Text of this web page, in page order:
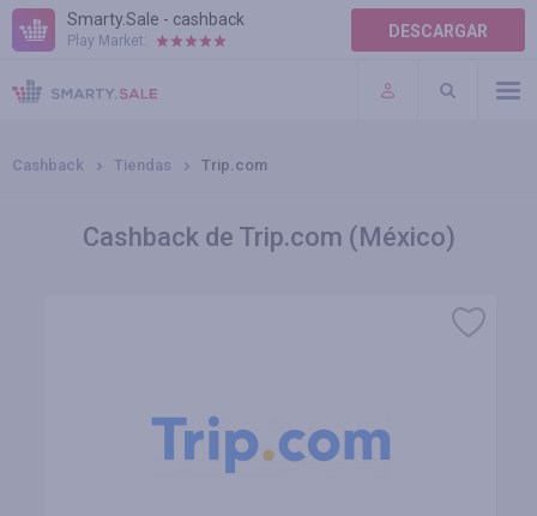
Smarty.Sale - cashback
Play Market: DESCARGAR
AYUDA
TÉRMINOS DE USO
Cashback Tiendas Trip.com
Cashback de Trip.com (México)